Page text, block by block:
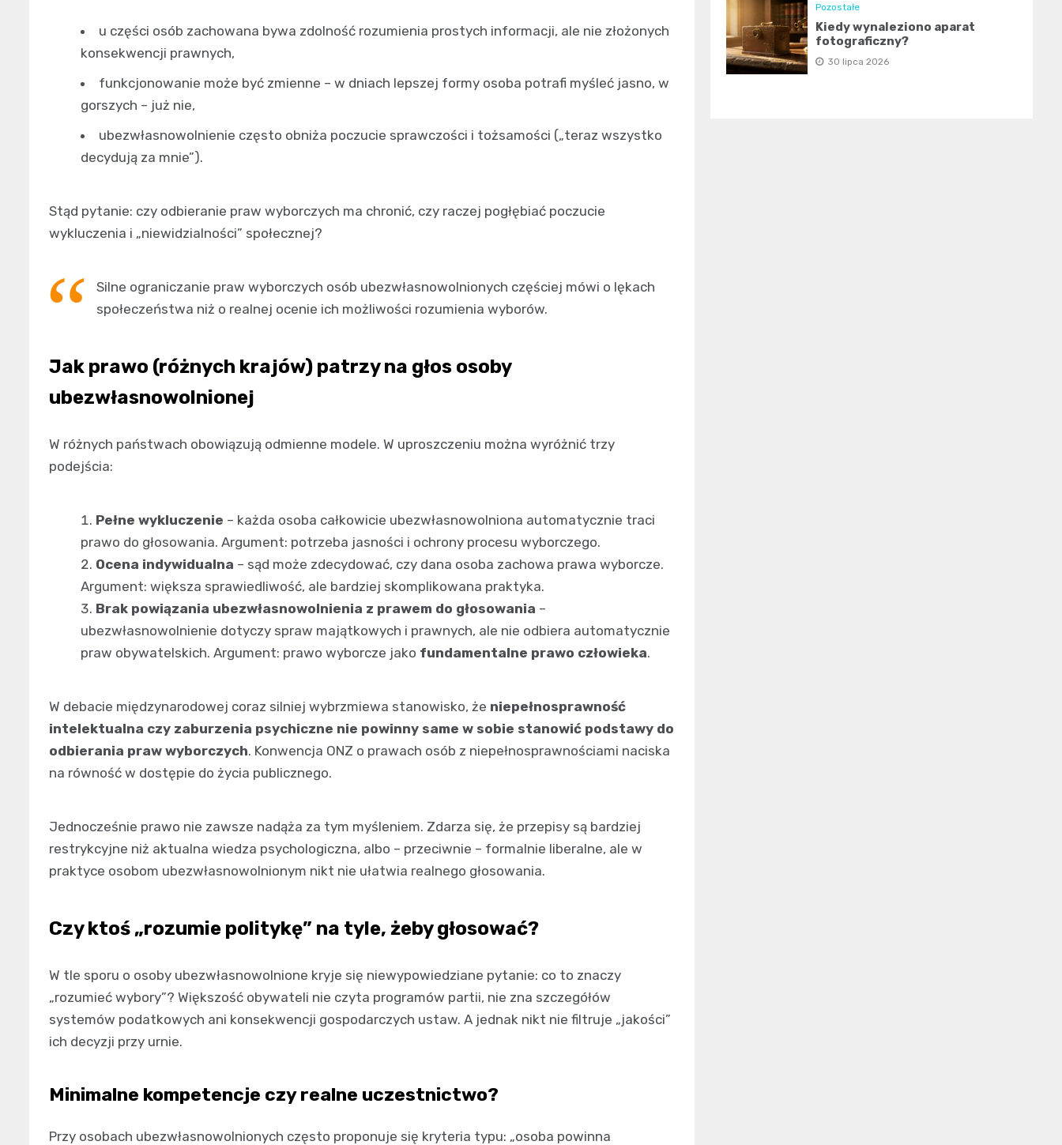
u części osób zachowana bywa zdolność rozumienia prostych informacji, ale nie złożonych
konsekwencji prawnych,
funkcjonowanie może być zmienne – w dniach lepszej formy osoba potrafi myśleć jasno, w
gorszych – już nie,
ubezwłasnowolnienie często obniża poczucie sprawczości i tożsamości („teraz wszystko
decydują za mnie”).
Stąd pytanie: czy odbieranie praw wyborczych ma chronić, czy raczej pogłębiać poczucie
wykluczenia i „niewidzialności” społecznej?
Silne ograniczanie praw wyborczych osób ubezwłasnowolnionych częściej mówi o lękach
społeczeństwa niż o realnej ocenie ich możliwości rozumienia wyborów.
Jak prawo (różnych krajów) patrzy na głos osoby
ubezwłasnowolnionej
W różnych państwach obowiązują odmienne modele. W uproszczeniu można wyróżnić trzy
podejścia:
Pełne wykluczenie – każda osoba całkowicie ubezwłasnowolniona automatycznie traci
prawo do głosowania. Argument: potrzeba jasności i ochrony procesu wyborczego.
Ocena indywidualna – sąd może zdecydować, czy dana osoba zachowa prawa wyborcze.
Argument: większa sprawiedliwość, ale bardziej skomplikowana praktyka.
Brak powiązania ubezwłasnowolnienia z prawem do głosowania –
ubezwłasnowolnienie dotyczy spraw majątkowych i prawnych, ale nie odbiera automatycznie
praw obywatelskich. Argument: prawo wyborcze jako fundamentalne prawo człowieka.
W debacie międzynarodowej coraz silniej wybrzmiewa stanowisko, że niepełnosprawność
intelektualna czy zaburzenia psychiczne nie powinny same w sobie stanowić podstawy do
odbierania praw wyborczych. Konwencja ONZ o prawach osób z niepełnosprawnościami naciska
na równość w dostępie do życia publicznego.
Jednocześnie prawo nie zawsze nadąża za tym myśleniem. Zdarza się, że przepisy są bardziej
restrykcyjne niż aktualna wiedza psychologiczna, albo – przeciwnie – formalnie liberalne, ale w
praktyce osobom ubezwłasnowolnionym nikt nie ułatwia realnego głosowania.
Czy ktoś „rozumie politykę” na tyle, żeby głosować?
W tle sporu o osoby ubezwłasnowolnione kryje się niewypowiedziane pytanie: co to znaczy
„rozumieć wybory”? Większość obywateli nie czyta programów partii, nie zna szczegółów
systemów podatkowych ani konsekwencji gospodarczych ustaw. A jednak nikt nie filtruje „jakości”
ich decyzji przy urnie.
Minimalne kompetencje czy realne uczestnictwo?
Przy osobach ubezwłasnowolnionych często proponuje się kryteria typu: „osoba powinna
Pozostałe
Kiedy wynaleziono aparat
fotograficzny?
30 lipca 2026